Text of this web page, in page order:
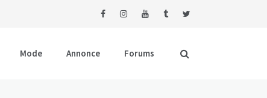
Mode Annonce Forums